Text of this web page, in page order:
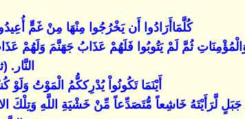
كُلَّمَاأَرَادُوا أَن يَخْرُجُوا مِنْهَا مِنْ غَمٍّ
وَالْمُؤْمِنَاتِ ثُمَّ لَمْ يَتُوبُوا فَلَهُمْ عَذَابُ جَهَنَّمَ
النَّار.
أَيْنَمَا تَكُونُواْ يُدْرِككُّمُ الْمَوْتُ
جَبَلٍ لَّرَأَيْتَهُ خَاشِعاً مُّتَصَدِّعاً مِّنْ خَشْيَةِ اللَّهِ وَتِلْكَ